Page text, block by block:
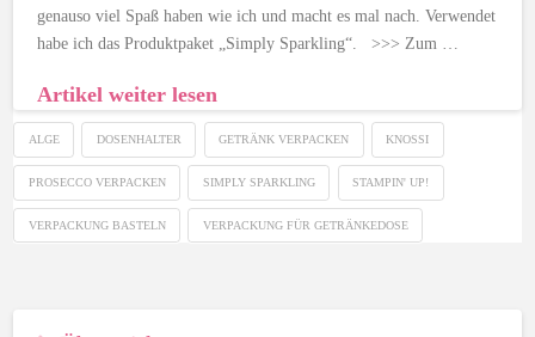
genauso viel Spaß haben wie ich und macht es mal nach. Verwendet
habe ich das Produktpaket „Simply Sparkling“. >>> Zum …
Artikel weiter lesen
ALGE DOSENHALTER GETRÄNK VERPACKEN KNOSSI
PROSECCO VERPACKEN SIMPLY SPARKLING STAMPIN' UP!
VERPACKUNG BASTELN VERPACKUNG FÜR GETRÄNKEDOSE